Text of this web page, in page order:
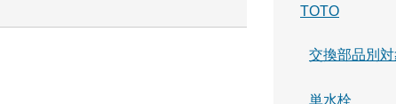
TOTO
交換部品別
単水栓